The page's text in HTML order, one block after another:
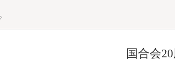
国合会